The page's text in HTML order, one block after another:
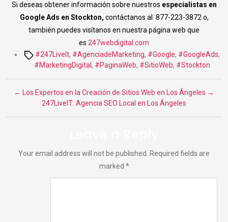
Si deseas obtener información sobre nuestros especialistas en
Google Ads en Stockton, contáctanos al 877-223-3872 o,
también puedes visítanos en nuestra página web que
es 247webdigital.com
Tags#247LiveIt, #AgenciadeMarketing, #Google, #GoogleAds,
#MarketingDigital, #PaginaWeb, #SitioWeb, #Stockton
← Los Expertos en la Creación de Sitios Web en Los Ángeles →
247LiveIT: Agencia SEO Local en Los Ángeles
Your email address will not be published. Required fields are
marked *